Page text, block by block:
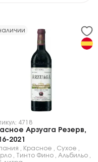
4718
Арзуага Резерв,
2021
Красное Сухое
Тинто Фино Альбильо